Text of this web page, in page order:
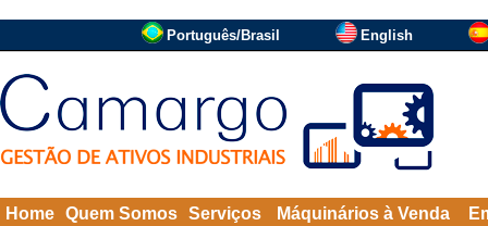
Português/Brasil English
Home Quem Somos Serviços Máquinários à Venda